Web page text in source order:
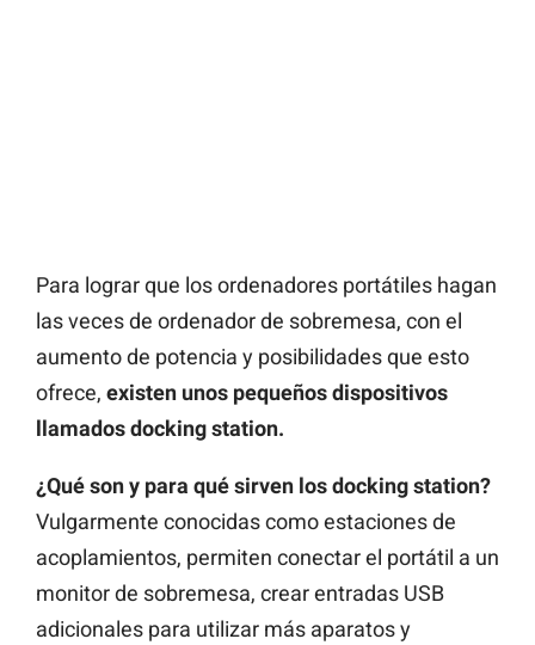
Para lograr que los ordenadores portátiles hagan
las veces de ordenador de sobremesa, con el
aumento de potencia y posibilidades que esto
ofrece, existen unos pequeños dispositivos
llamados docking station.
¿Qué son y para qué sirven los docking station?
Vulgarmente conocidas como estaciones de
acoplamientos, permiten conectar el portátil a un
monitor de sobremesa, crear entradas USB
adicionales para utilizar más aparatos y